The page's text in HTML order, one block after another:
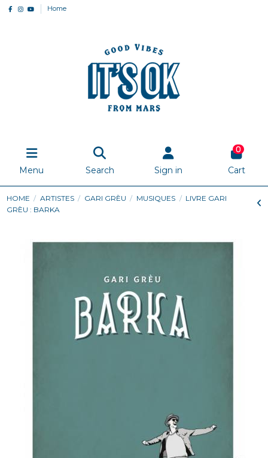
Home
Menu Search Sign in
0
Cart
HOME ARTISTES GARI GRÈU MUSIQUES
LIVRE GARI
GRÈU : BARKA